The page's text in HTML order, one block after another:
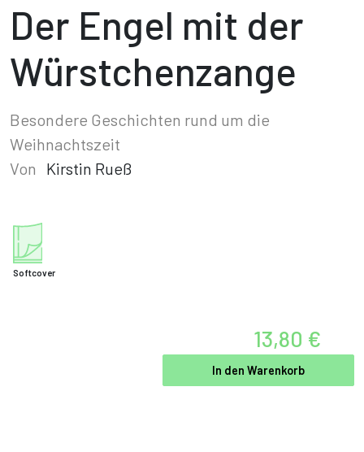
Der Engel mit der
Würstchenzange
Besondere Geschichten rund um die
Weihnachtszeit
Von
Kirstin Rueß
Softcover
13,80 €
In den Warenkorb